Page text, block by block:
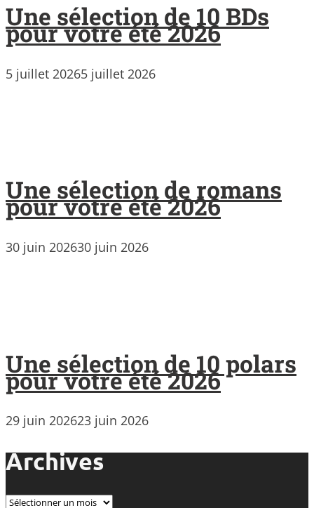
Une sélection de 10 BDs
pour votre été 2026
5 juillet 20265 juillet 2026
Une sélection de romans
pour votre été 2026
30 juin 202630 juin 2026
Une sélection de 10 polars
pour votre été 2026
29 juin 202623 juin 2026
Archives
Archives